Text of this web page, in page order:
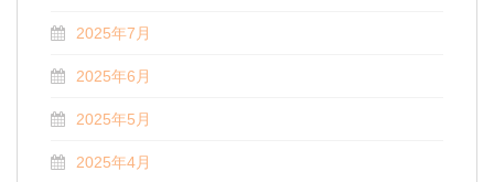
2025年7月
2025年6月
2025年5月
2025年4月